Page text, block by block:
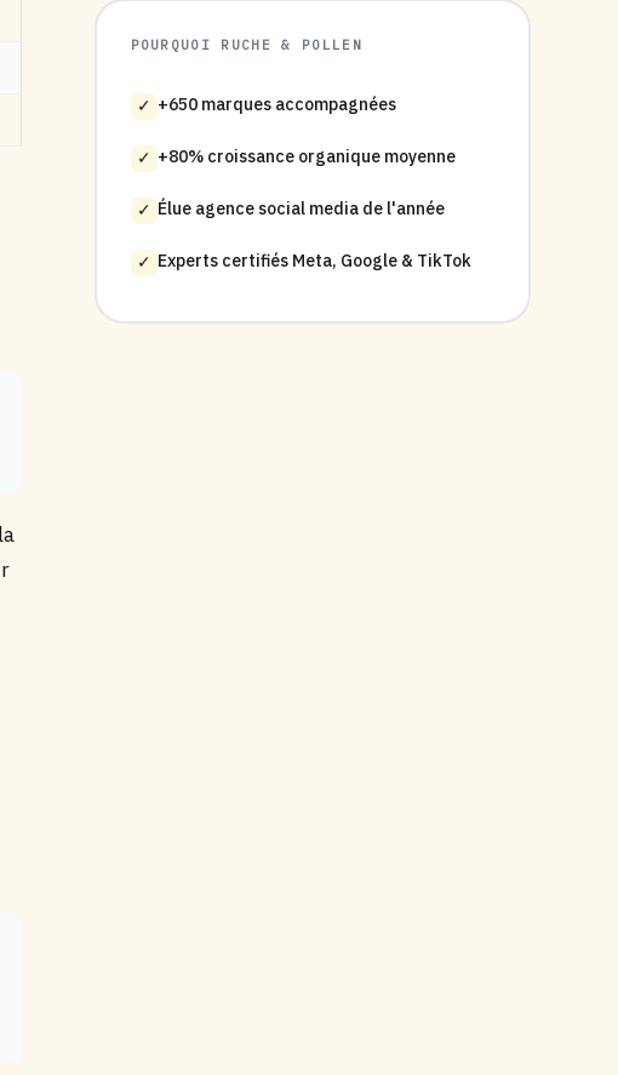
POURQUOI RUCHE & POLLEN
✓ +650 marques accompagnées
✓ +80% croissance organique moyenne
✓ Élue agence social media de l'année
✓ Experts certifiés Meta, Google & TikTok